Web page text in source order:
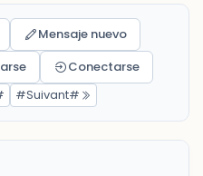
Mensaje nuevo
Conectarse
#Suivant#